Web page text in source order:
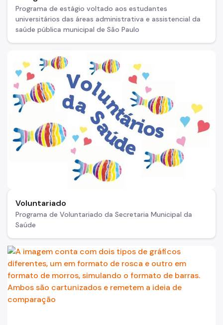
Programa de estágio voltado aos estudantes
universitários das áreas administrativa e assistencial da
saúde pública municipal de São Paulo
Voluntariado
Programa de Voluntariado da Secretaria Municipal da
Saúde